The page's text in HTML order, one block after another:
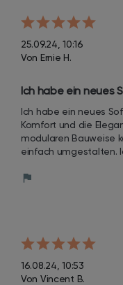
25.09.24, 10:16
Von Ernie H.
Ich habe ein neues
den Komfort und
Dank seiner
Wohnzimmer ganz
wirklich
Ich habe ein neues
Komfort und die
modularen Bauweise
einfach umgestalten.
16.08.24, 10:53
Von Vincent B.